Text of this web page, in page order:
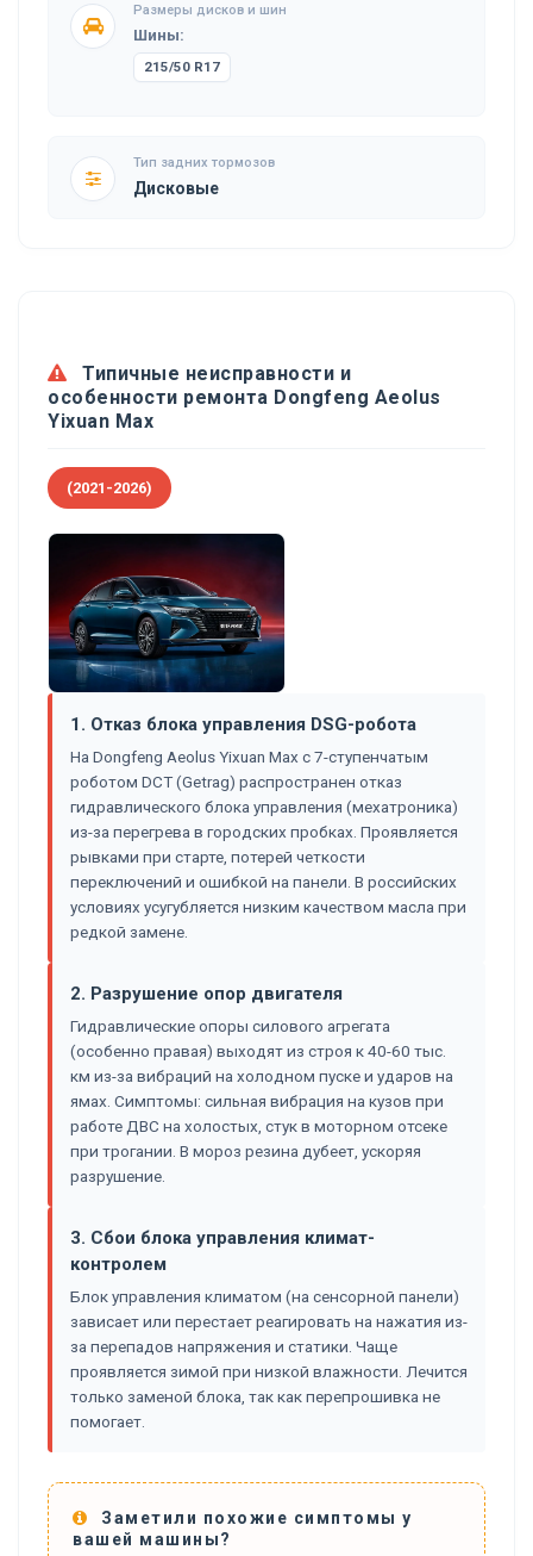
Размеры дисков и шин
Шины:
215/50 R17
Тип задних тормозов
Дисковые
Типичные неисправности и
особенности ремонта Dongfeng Aeolus
Yixuan Max
(2021-2026)
1. Отказ блока управления DSG-робота
На Dongfeng Aeolus Yixuan Max с 7-ступенчатым
роботом DCT (Getrag) распространен отказ
гидравлического блока управления (мехатроника)
из-за перегрева в городских пробках. Проявляется
рывками при старте, потерей четкости
переключений и ошибкой на панели. В российских
условиях усугубляется низким качеством масла при
редкой замене.
2. Разрушение опор двигателя
Гидравлические опоры силового агрегата
(особенно правая) выходят из строя к 40-60 тыс.
км из-за вибраций на холодном пуске и ударов на
ямах. Симптомы: сильная вибрация на кузов при
работе ДВС на холостых, стук в моторном отсеке
при трогании. В мороз резина дубеет, ускоряя
разрушение.
3. Сбои блока управления климат-
контролем
Блок управления климатом (на сенсорной панели)
зависает или перестает реагировать на нажатия из-
за перепадов напряжения и статики. Чаще
проявляется зимой при низкой влажности. Лечится
только заменой блока, так как перепрошивка не
помогает.
Заметили похожие симптомы у
вашей машины?